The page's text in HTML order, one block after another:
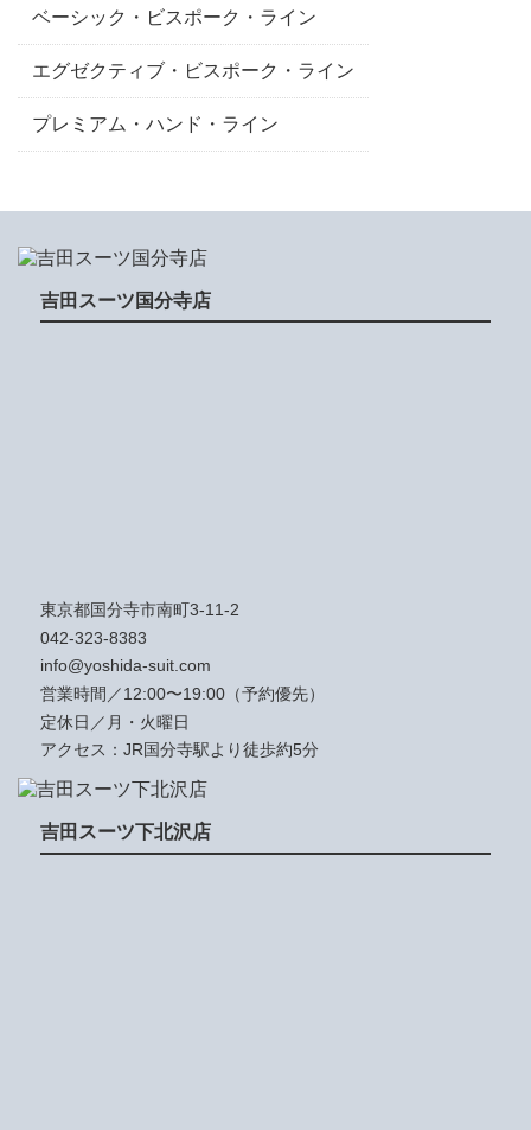
ベーシック・ビスポーク・ライン
エグゼクティブ・ビスポーク・ライン
プレミアム・ハンド・ライン
吉田スーツ国分寺店
東京都国分寺市南町3-11-2
042-323-8383
info@yoshida-suit.com
営業時間／12:00〜19:00（予約優先）
定休日／月・火曜日
アクセス：JR国分寺駅より徒歩約5分
吉田スーツ下北沢店